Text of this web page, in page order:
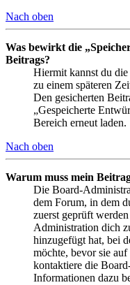
Nach oben
Was bewirkt die
Beitrags?
Hiermit kannst du
zu einem späteren
Den gesicherten
„Gespeicherte
Bereich erneut laden.
Nach oben
Warum muss mein
Die Board-
dem Forum, in dem
zuerst geprüft
Administration dich
hinzugefügt hat, bei
möchte, bevor sie
kontaktiere die
Informationen dazu